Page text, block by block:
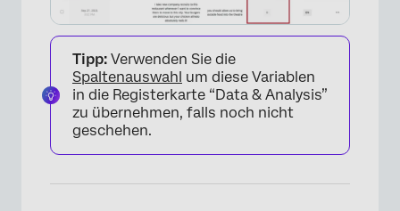
Tipp: Verwenden Sie die
Spaltenauswahl um diese Variablen
in die Registerkarte “Data & Analysis”
zu übernehmen, falls noch nicht
geschehen.